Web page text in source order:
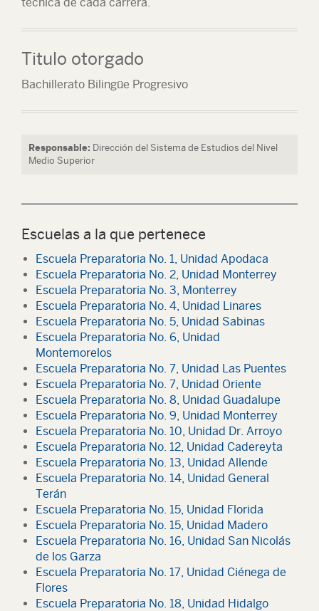
Titulo otorgado
Bachillerato Bilingüe Progresivo
Responsable: Dirección del Sistema de Estudios del Nivel
Medio Superior
Escuelas a la que pertenece
Escuela Preparatoria No. 1, Unidad Apodaca
Escuela Preparatoria No. 2, Unidad Monterrey
Escuela Preparatoria No. 3, Monterrey
Escuela Preparatoria No. 4, Unidad Linares
Escuela Preparatoria No. 5, Unidad Sabinas
Escuela Preparatoria No. 6, Unidad
Montemorelos
Escuela Preparatoria No. 7, Unidad Las Puentes
Escuela Preparatoria No. 7, Unidad Oriente
Escuela Preparatoria No. 8, Unidad Guadalupe
Escuela Preparatoria No. 9, Unidad Monterrey
Escuela Preparatoria No. 10, Unidad Dr. Arroyo
Escuela Preparatoria No. 12, Unidad Cadereyta
Escuela Preparatoria No. 13, Unidad Allende
Escuela Preparatoria No. 14, Unidad General
Terán
Escuela Preparatoria No. 15, Unidad Florida
Escuela Preparatoria No. 15, Unidad Madero
Escuela Preparatoria No. 16, Unidad San Nicolás
de los Garza
Escuela Preparatoria No. 17, Unidad Ciénega de
Flores
Escuela Preparatoria No. 18, Unidad Hidalgo